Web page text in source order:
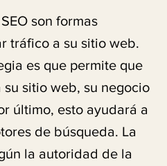
son formas
tráfico a su sitio web.
es que permite que
sitio web, su negocio
último, esto ayudará a
de búsqueda. La
la autoridad de la